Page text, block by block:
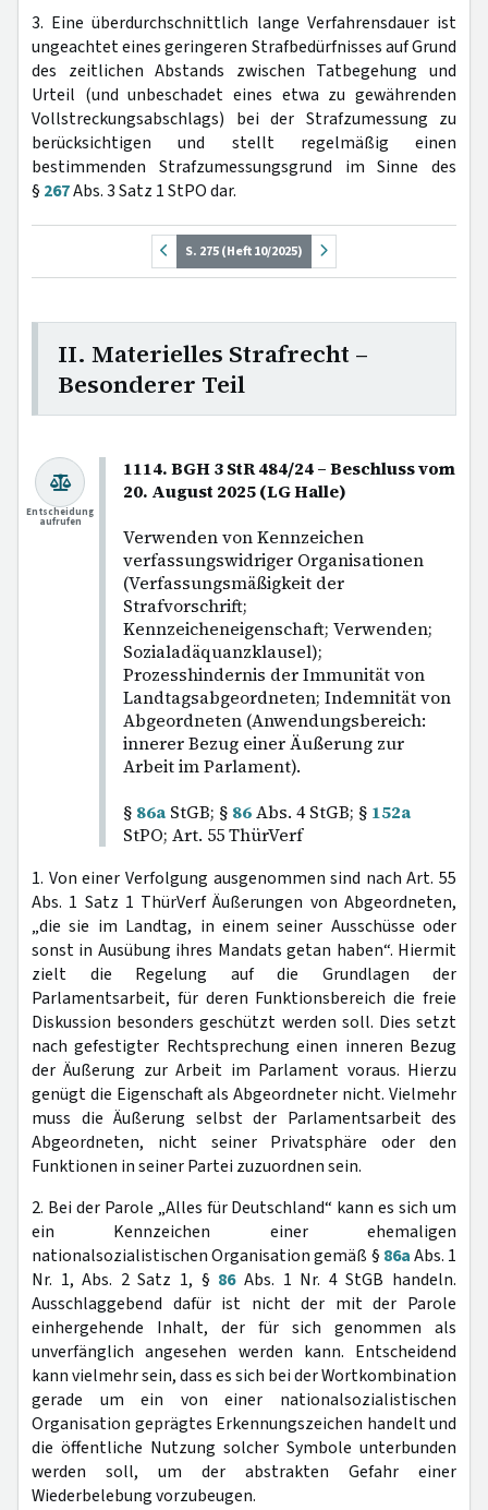
3. Eine überdurchschnittlich lange Verfahrensdauer ist
ungeachtet eines geringeren Strafbedürfnisses auf Grund
des zeitlichen Abstands zwischen Tatbegehung und
Urteil (und unbeschadet eines etwa zu gewährenden
Vollstreckungsabschlags) bei der Strafzumessung zu
berücksichtigen und stellt regelmäßig einen
bestimmenden Strafzumessungsgrund im Sinne des
§ 267Abs. 3 Satz 1 StPO dar.
S. 275 (Heft 10/2025)
II. Materielles Strafrecht –
Besonderer Teil
1114. BGH 3 StR 484/24 – Beschluss vom
20. August 2025 (LG Halle)
Verwenden von Kennzeichen
verfassungswidriger Organisationen
(Verfassungsmäßigkeit der
Strafvorschrift;
Kennzeicheneigenschaft; Verwenden;
Sozialadäquanzklausel);
Prozesshindernis der Immunität von
Landtagsabgeordneten; Indemnität von
Abgeordneten (Anwendungsbereich:
innerer Bezug einer Äußerung zur
Arbeit im Parlament).
§ 86a StGB; § 86Abs. 4 StGB; § 152a
StPO; Art. 55 ThürVerf
Entscheidung
aufrufen
1. Von einer Verfolgung ausgenommen sind nach Art. 55
Abs. 1 Satz 1 ThürVerf Äußerungen von Abgeordneten,
„die sie im Landtag, in einem seiner Ausschüsse oder
sonst in Ausübung ihres Mandats getan haben“. Hiermit
zielt die Regelung auf die Grundlagen der
Parlamentsarbeit, für deren Funktionsbereich die freie
Diskussion besonders geschützt werden soll. Dies setzt
nach gefestigter Rechtsprechung einen inneren Bezug
der Äußerung zur Arbeit im Parlament voraus. Hierzu
genügt die Eigenschaft als Abgeordneter nicht. Vielmehr
muss die Äußerung selbst der Parlamentsarbeit des
Abgeordneten, nicht seiner Privatsphäre oder den
Funktionen in seiner Partei zuzuordnen sein.
2. Bei der Parole „Alles für Deutschland“ kann es sich um
ein Kennzeichen einer ehemaligen
nationalsozialistischen Organisation gemäß § 86aAbs. 1
Nr. 1, Abs. 2 Satz 1, § 86Abs. 1 Nr. 4 StGB handeln.
Ausschlaggebend dafür ist nicht der mit der Parole
einhergehende Inhalt, der für sich genommen als
unverfänglich angesehen werden kann. Entscheidend
kann vielmehr sein, dass es sich bei der Wortkombination
gerade um ein von einer nationalsozialistischen
Organisation geprägtes Erkennungszeichen handelt und
die öffentliche Nutzung solcher Symbole unterbunden
werden soll, um der abstrakten Gefahr einer
Wiederbelebung vorzubeugen.